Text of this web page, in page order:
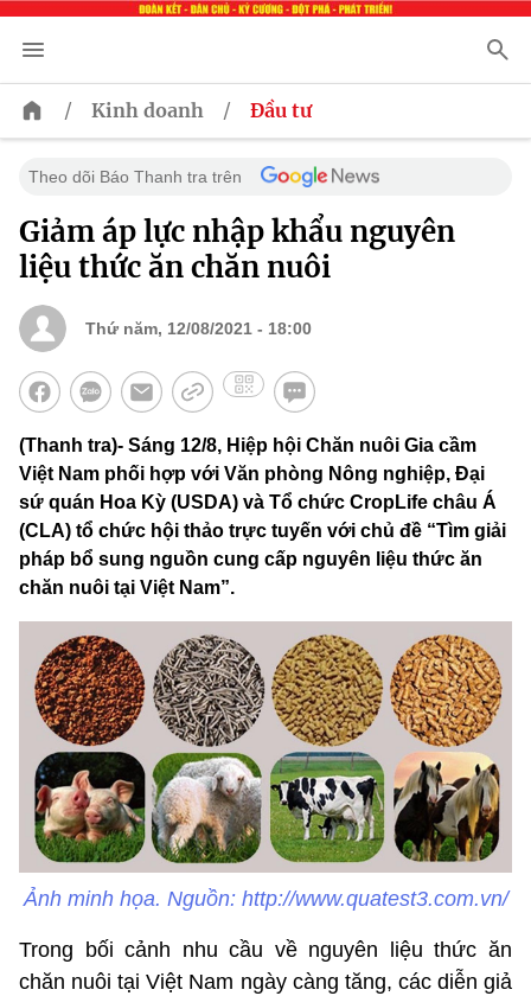
/ Kinh doanh / Đầu tư
Theo dõi Báo Thanh tra trên
Giảm áp lực nhập khẩu nguyên
liệu thức ăn chăn nuôi
Thứ năm, 12/08/2021 - 18:00
(Thanh tra)- Sáng 12/8, Hiệp hội Chăn nuôi Gia cầm
Việt Nam phối hợp với Văn phòng Nông nghiệp, Đại
sứ quán Hoa Kỳ (USDA) và Tổ chức CropLife châu Á
(CLA) tổ chức hội thảo trực tuyến với chủ đề “Tìm giải
pháp bổ sung nguồn cung cấp nguyên liệu thức ăn
chăn nuôi tại Việt Nam”.
Ảnh minh họa. Nguồn: http://www.quatest3.com.vn/
Trong bối cảnh nhu cầu về nguyên liệu thức ăn
chăn nuôi tại Việt Nam ngày càng tăng, các diễn giả